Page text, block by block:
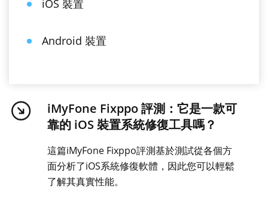
iOS 裝置
Android 裝置
iMyFone Fixppo 評測：它是一款可
靠的 iOS 裝置系統修復工具嗎？
這篇iMyFone Fixppo評測基於測試從各個方
面分析了iOS系統修復軟體，因此您可以輕鬆
了解其真實性能。